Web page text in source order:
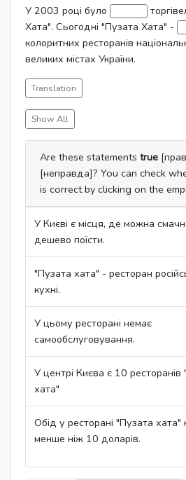
У 2003 році було
Хата". Сьогодні "Пузата Хата" -
колоритних ресторанів
великих містах України.
Translation
Show All
Are these statements true
[неправда]? You can check
is correct by clicking on the
У Києві є місця, де можна
дешево поїсти.
"Пузата хата" - ресторан
кухні.
У цьому ресторані немає
самообслуговування.
У центрі Києва є 10 ресторанів
хата"
Обід у ресторані "Пузата хата"
менше ніж 10 доларів.